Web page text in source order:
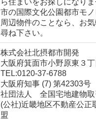
ら住まいをお探しになり
市の国際文化公園都市モ
周辺物件のことなら、お
尋ね下さい。
株式会社北摂都市開発
大阪府箕面市小野原東３
TEL:0120-37-6788
大阪府知事 (7) 第42303号
社団法人 全国宅地建物取
(公社)近畿地区不動産公正
盟